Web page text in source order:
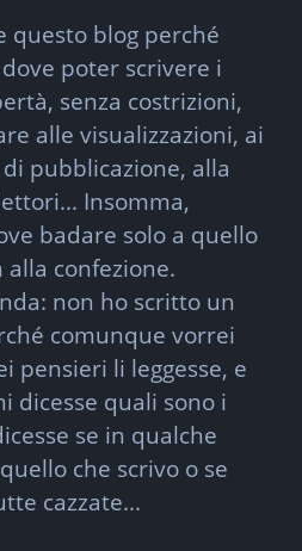
questo blog perché
poter scrivere i
senza costrizioni,
alle visualizzazioni, ai
pubblicazione, alla
Insomma,
badare solo a quello
alla confezione.
non ho scritto un
comunque vorrei
pensieri li leggesse, e
se in qualche
che scrivo o se
cazzate...